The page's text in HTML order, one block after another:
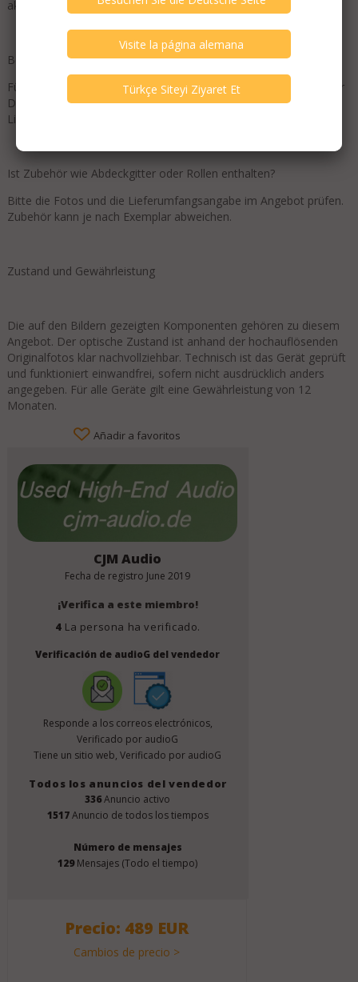
aktiven Frequenzweiche oder am Controller eingestellt.
Benötigt der Subwoofer eine aktive Weiche oder einen DSP?
Für optimale Ergebnisse empfiehlt sich eine aktive Trennung über
DSP oder Controller. So werden Übergangsfrequenz, Pegel und
Limiter exakt auf die Anlage abgestimmt.
Ist Zubehör wie Abdeckgitter oder Rollen enthalten?
Bitte die Fotos und die Lieferumfangsangabe im Angebot prüfen.
Zubehör kann je nach Exemplar abweichen.
Zustand und Gewährleistung
Die auf den Bildern gezeigten Komponenten gehören zu diesem
Angebot. Der optische Zustand ist anhand der hochauflösenden
Originalfotos klar nachvollziehbar. Technisch ist das Gerät geprüft
und funktioniert einwandfrei, sofern nicht ausdrücklich anders
angegeben. Für alle Geräte gilt eine Gewährleistung von 12
Monaten.
Añadir a favoritos
CJM Audio
Fecha de registro June 2019
¡Verifica a este miembro!
4 La persona ha verificado.
Verificación de audioG del vendedor
Responde a los correos electrónicos,
Verificado por audioG
Tiene un sitio web, Verificado por audioG
Todos los anuncios del vendedor
336Anuncio activo
1517Anuncio de todos los tiempos
Número de mensajes
129Mensajes (Todo el tiempo)
Precio: 489 EUR
Cambios de precio >